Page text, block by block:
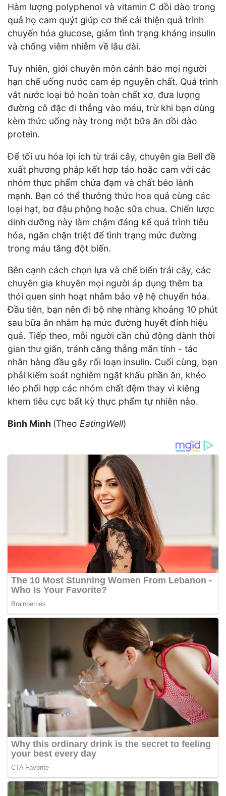
Hàm lượng polyphenol và vitamin C dồi dào trong
quả họ cam quýt giúp cơ thể cải thiện quá trình
chuyển hóa glucose, giảm tình trạng kháng insulin
và chống viêm nhiễm về lâu dài.
Tuy nhiên, giới chuyên môn cảnh báo mọi người
hạn chế uống nước cam ép nguyên chất. Quá trình
vắt nước loại bỏ hoàn toàn chất xơ, đưa lượng
đường cô đặc đi thẳng vào máu, trừ khi bạn dùng
kèm thức uống này trong một bữa ăn dồi dào
protein.
Để tối ưu hóa lợi ích từ trái cây, chuyên gia Bell đề
xuất phương pháp kết hợp táo hoặc cam với các
nhóm thực phẩm chứa đạm và chất béo lành
mạnh. Bạn có thể thưởng thức hoa quả cùng các
loại hạt, bơ đậu phộng hoặc sữa chua. Chiến lược
dinh dưỡng này làm chậm đáng kể quá trình tiêu
hóa, ngăn chặn triệt để tình trạng mức đường
trong máu tăng đột biến.
Bên cạnh cách chọn lựa và chế biến trái cây, các
chuyên gia khuyên mọi người áp dụng thêm ba
thói quen sinh hoạt nhằm bảo vệ hệ chuyển hóa.
Đầu tiên, bạn nên đi bộ nhẹ nhàng khoảng 10 phút
sau bữa ăn nhằm hạ mức đường huyết đỉnh hiệu
quả. Tiếp theo, mỗi người cần chủ động dành thời
gian thư giãn, tránh căng thẳng mãn tính - tác
nhân hàng đầu gây rối loạn insulin. Cuối cùng, bạn
phải kiểm soát nghiêm ngặt khẩu phần ăn, khéo
léo phối hợp các nhóm chất đệm thay vì kiêng
khem tiêu cực bất kỳ thực phẩm tự nhiên nào.
Bình Minh (Theo EatingWell)